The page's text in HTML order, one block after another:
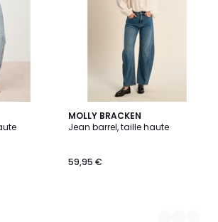
MOLLY BRACKEN
Jean barrel, taille haute
59,95 €
3
Couleurs